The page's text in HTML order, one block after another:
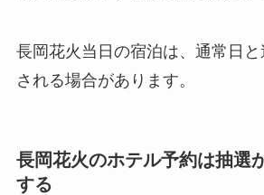
長岡花火当日の宿泊は、通常日
される場合があります。
長岡花火のホテル予約は抽選
する